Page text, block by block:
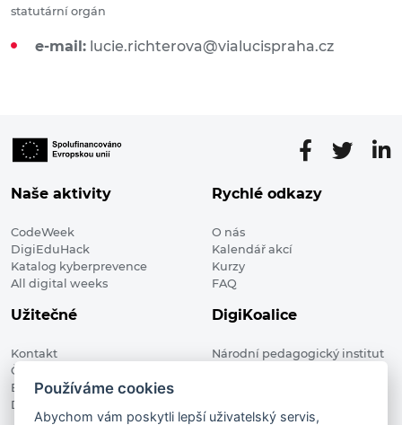
statutární orgán
e-mail: lucie.richterova@vialucispraha.cz
Naše aktivity
CodeWeek
DigiEduHack
Katalog kyberprevence
All digital weeks
Rychlé odkazy
O nás
Kalendář akcí
Kurzy
FAQ
Užitečné
Kontakt
Členské organizace
Blog
Digitalizace ve vzdělávání
DigiKoalice
Národní pedagogický institut
Používáme cookies
Abychom vám poskytli lepší uživatelský servis,